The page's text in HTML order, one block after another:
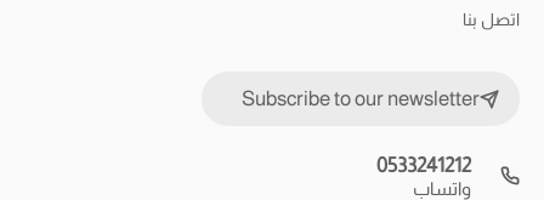
اتصل بنا
Subscribe to our newsletter
0533241212
واتساب